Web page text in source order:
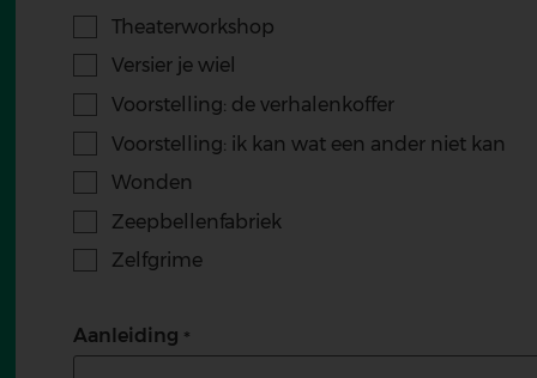
Theaterworkshop
Versier je wiel
Voorstelling: de verhalenkoffer
Voorstelling: ik kan wat een ander niet kan
Wonden
Zeepbellenfabriek
Zelfgrime
Aanleiding